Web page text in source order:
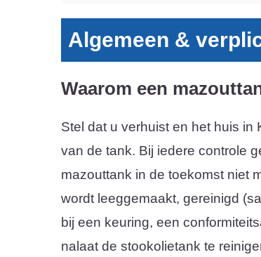
Algemeen &
Waarom een
Stel dat u verhuist en het huis
van de tank. Bij iedere controle
mazouttank in de toekomst niet
wordt leeggemaakt, gereinigd
bij een keuring, een
nalaat de stookolietank te